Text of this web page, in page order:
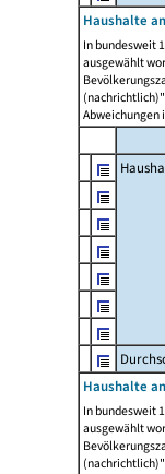
Haushalte
In bundesweit
ausgewählt
Abweichungen
Haushalte
In bundesweit
ausgewählt